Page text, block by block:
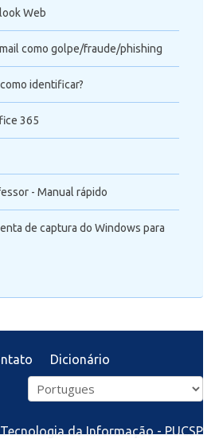
Web
como golpe/fraude/phishing
identificar?
365
- Manual rápido
de captura do Windows para
Dicionário
da Informação - PUCSP